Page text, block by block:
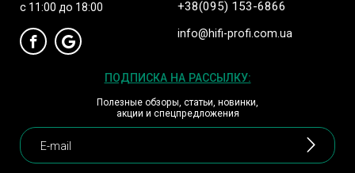
с 11:00 до 18:00
+38(095) 153-6866
info@hifi-profi.com.ua
ПОДПИСКА НА РАССЫЛКУ:
Полезные обзоры, статьи, новинки,
акции и спецпредложения